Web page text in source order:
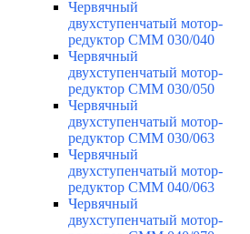
Червячный
двухступенчатый мотор-
редуктор CMM 030/040
Червячный
двухступенчатый мотор-
редуктор CMM 030/050
Червячный
двухступенчатый мотор-
редуктор CMM 030/063
Червячный
двухступенчатый мотор-
редуктор CMM 040/063
Червячный
двухступенчатый мотор-